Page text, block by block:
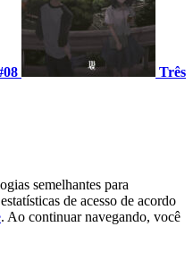
Três
semelhantes para
de acesso de acordo
. Ao continuar navegando, você